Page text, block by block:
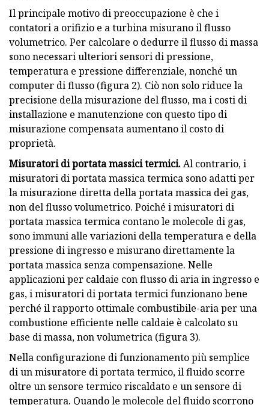
Il principale motivo di preoccupazione è che i
contatori a orifizio e a turbina misurano il flusso
volumetrico. Per calcolare o dedurre il flusso di massa
sono necessari ulteriori sensori di pressione,
temperatura e pressione differenziale, nonché un
computer di flusso (figura 2). Ciò non solo riduce la
precisione della misurazione del flusso, ma i costi di
installazione e manutenzione con questo tipo di
misurazione compensata aumentano il costo di
proprietà.
Misuratori di portata massici termici.Al contrario, i
misuratori di portata massica termica sono adatti per
la misurazione diretta della portata massica dei gas,
non del flusso volumetrico. Poiché i misuratori di
portata massica termica contano le molecole di gas,
sono immuni alle variazioni della temperatura e della
pressione di ingresso e misurano direttamente la
portata massica senza compensazione. Nelle
applicazioni per caldaie con flusso di aria in ingresso e
gas, i misuratori di portata termici funzionano bene
perché il rapporto ottimale combustibile-aria per una
combustione efficiente nelle caldaie è calcolato su
base di massa, non volumetrica (figura 3).
Nella configurazione di funzionamento più semplice
di un misuratore di portata termico, il fluido scorre
oltre un sensore termico riscaldato e un sensore di
temperatura. Quando le molecole del fluido scorrono